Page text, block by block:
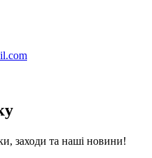
заходи та наші новини!